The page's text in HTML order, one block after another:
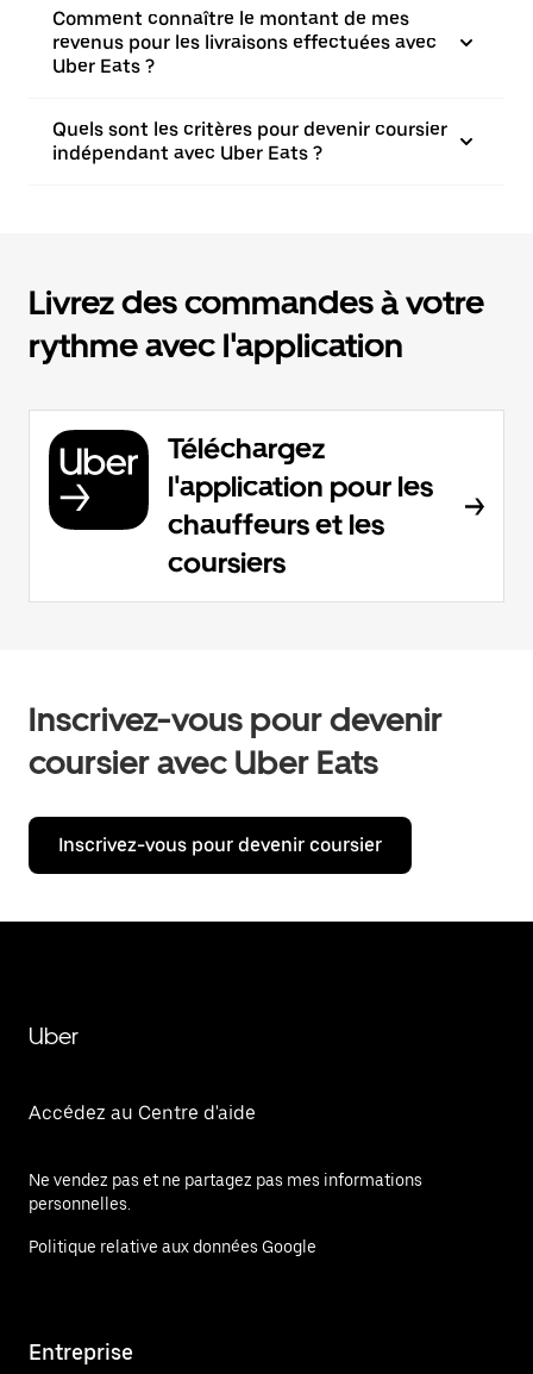
Comment connaître le montant de mes
revenus pour les livraisons effectuées avec
Uber Eats ?
Quels sont les critères pour devenir coursier
indépendant avec Uber Eats ?
Livrez des commandes à votre
rythme avec l'application
Téléchargez
l'application pour les
chauffeurs et les
coursiers
Inscrivez-vous pour devenir
coursier avec Uber Eats
Inscrivez-vous pour devenir coursier
Uber
Accédez au Centre d'aide
Ne vendez pas et ne partagez pas mes informations
personnelles.
Politique relative aux données Google
Entreprise